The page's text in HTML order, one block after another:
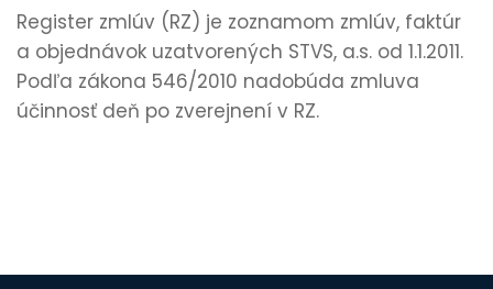
Register zmlúv (RZ) je zoznamom zmlúv, faktúr
a objednávok uzatvorených STVS, a.s. od 1.1.2011.
Podľa zákona 546/2010 nadobúda zmluva
účinnosť deň po zverejnení v RZ.